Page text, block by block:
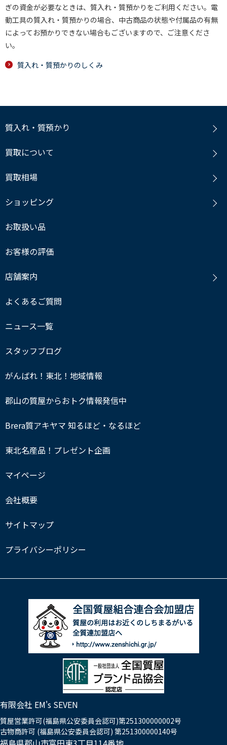
ぎの資金が必要なときは、質入れ・質預かりをご利用ください。電
動工具の質入れ・質預かりの場合、中古商品の状態や付属品の有無
によってお預かりできない場合もございますので、ご注意くださ
い。
質入れ・質預かりのしくみ
質入れ・質預かり
買取について
買取相場
ショッピング
お取扱い品
お客様の評価
店舗案内
よくあるご質問
ニュース一覧
スタッフブログ
がんばれ！東北！地域情報
郡山の質屋からおトク情報発信中
Brera質アキヤマ 知るほど・なるほど
東北名産品！プレゼント企画
マイページ
会社概要
サイトマップ
プライバシーポリシー
有限会社 EM's SEVEN
質屋営業許可(福島県公安委員会認可)第251300000002号
古物商許可 (福島県公安委員会認可) 第251300000140号